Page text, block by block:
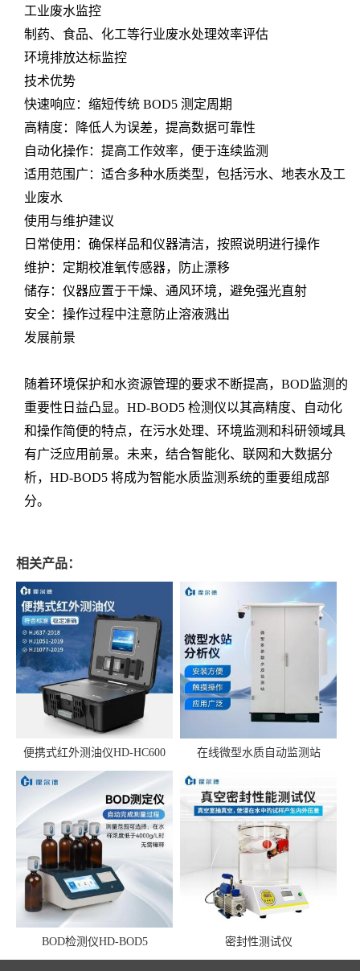
工业废水监控
制药、食品、化工等行业废水处理效率评估
环境排放达标监控
技术优势
快速响应：缩短传统 BOD5 测定周期
高精度：降低人为误差，提高数据可靠性
自动化操作：提高工作效率，便于连续监测
适用范围广：适合多种水质类型，包括污水、地表水及工
业废水
使用与维护建议
日常使用：确保样品和仪器清洁，按照说明进行操作
维护：定期校准氧传感器，防止漂移
储存：仪器应置于干燥、通风环境，避免强光直射
安全：操作过程中注意防止溶液溅出
发展前景
随着环境保护和水资源管理的要求不断提高，BOD监测的
重要性日益凸显。HD-BOD5 检测仪以其高精度、自动化
和操作简便的特点，在污水处理、环境监测和科研领域具
有广泛应用前景。未来，结合智能化、联网和大数据分
析，HD-BOD5 将成为智能水质监测系统的重要组成部
分。
相关产品：
便携式红外测油仪HD-HC600 在线微型水质自动监测站
BOD检测仪HD-BOD5 密封性测试仪